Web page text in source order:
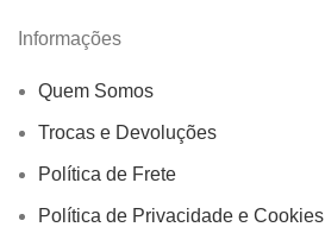
Informações
Quem Somos
Trocas e Devoluções
Política de Frete
Política de Privacidade e Cookies